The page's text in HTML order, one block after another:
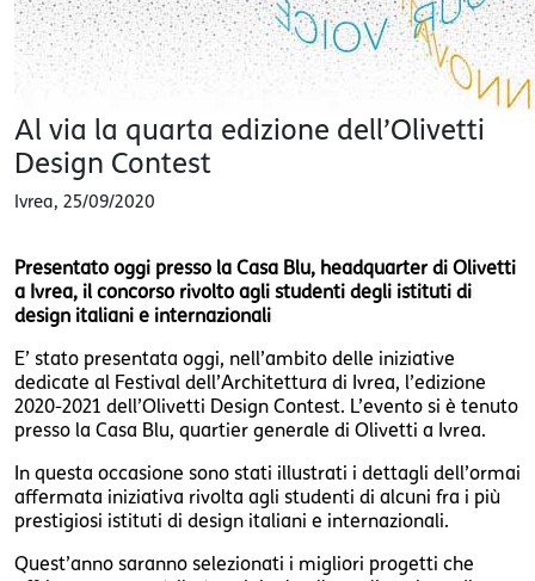
Al via la quarta edizione dell’Olivetti
Design Contest
Ivrea, 25/09/2020
Presentato oggi presso la Casa Blu, headquarter di Olivetti
a Ivrea, il concorso rivolto agli studenti degli istituti di
design italiani e internazionali
E’ stato presentata oggi, nell’ambito delle iniziative
dedicate al Festival dell’Architettura di Ivrea, l’edizione
2020-2021 dell’Olivetti Design Contest. L’evento si è tenuto
presso la Casa Blu, quartier generale di Olivetti a Ivrea.
In questa occasione sono stati illustrati i dettagli dell’ormai
affermata iniziativa rivolta agli studenti di alcuni fra i più
prestigiosi istituti di design italiani e internazionali.
Quest’anno saranno selezionati i migliori progetti che